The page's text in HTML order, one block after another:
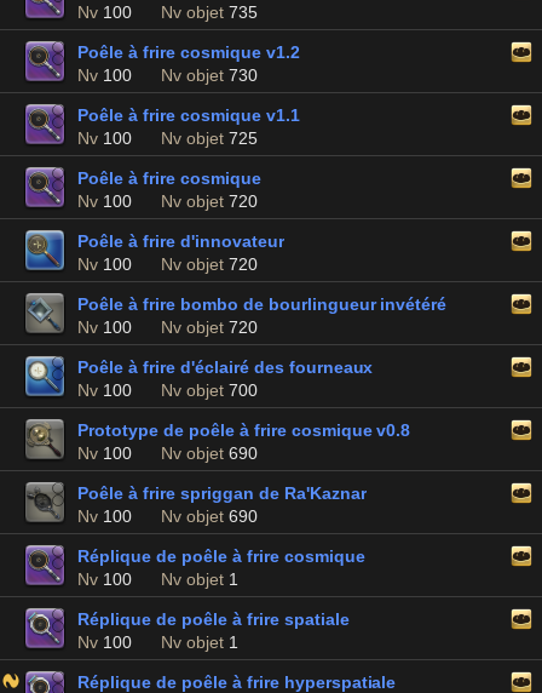
Nv 100 Nv objet 735
Poêle à frire cosmique v1.2
Nv 100 Nv objet 730
Poêle à frire cosmique v1.1
Nv 100 Nv objet 725
Poêle à frire cosmique
Nv 100 Nv objet 720
Poêle à frire d'innovateur
Nv 100 Nv objet 720
Poêle à frire bombo de bourlingueur invétéré
Nv 100 Nv objet 720
Poêle à frire d'éclairé des fourneaux
Nv 100 Nv objet 700
Prototype de poêle à frire cosmique v0.8
Nv 100 Nv objet 690
Poêle à frire spriggan de Ra'Kaznar
Nv 100 Nv objet 690
Réplique de poêle à frire cosmique
Nv 100 Nv objet 1
Réplique de poêle à frire spatiale
Nv 100 Nv objet 1
Réplique de poêle à frire hyperspatiale